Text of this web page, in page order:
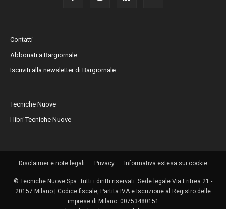
Contatti
Abbonati a Bargiornale
Iscriviti alla newsletter di Bargiornale
Tecniche Nuove
I libri Tecniche Nuove
Disclaimer e note legali Privacy Informativa estesa sui cookie
© Tecniche Nuove Spa. Tutti i diritti riservati. Sede legale Via Eritrea 21 -
20157 Milano | Codice fiscale, Partita IVA e Iscrizione al Registro delle
imprese di Milano: 00753480151